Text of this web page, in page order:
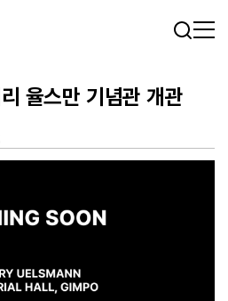
율스만 기념관 개관